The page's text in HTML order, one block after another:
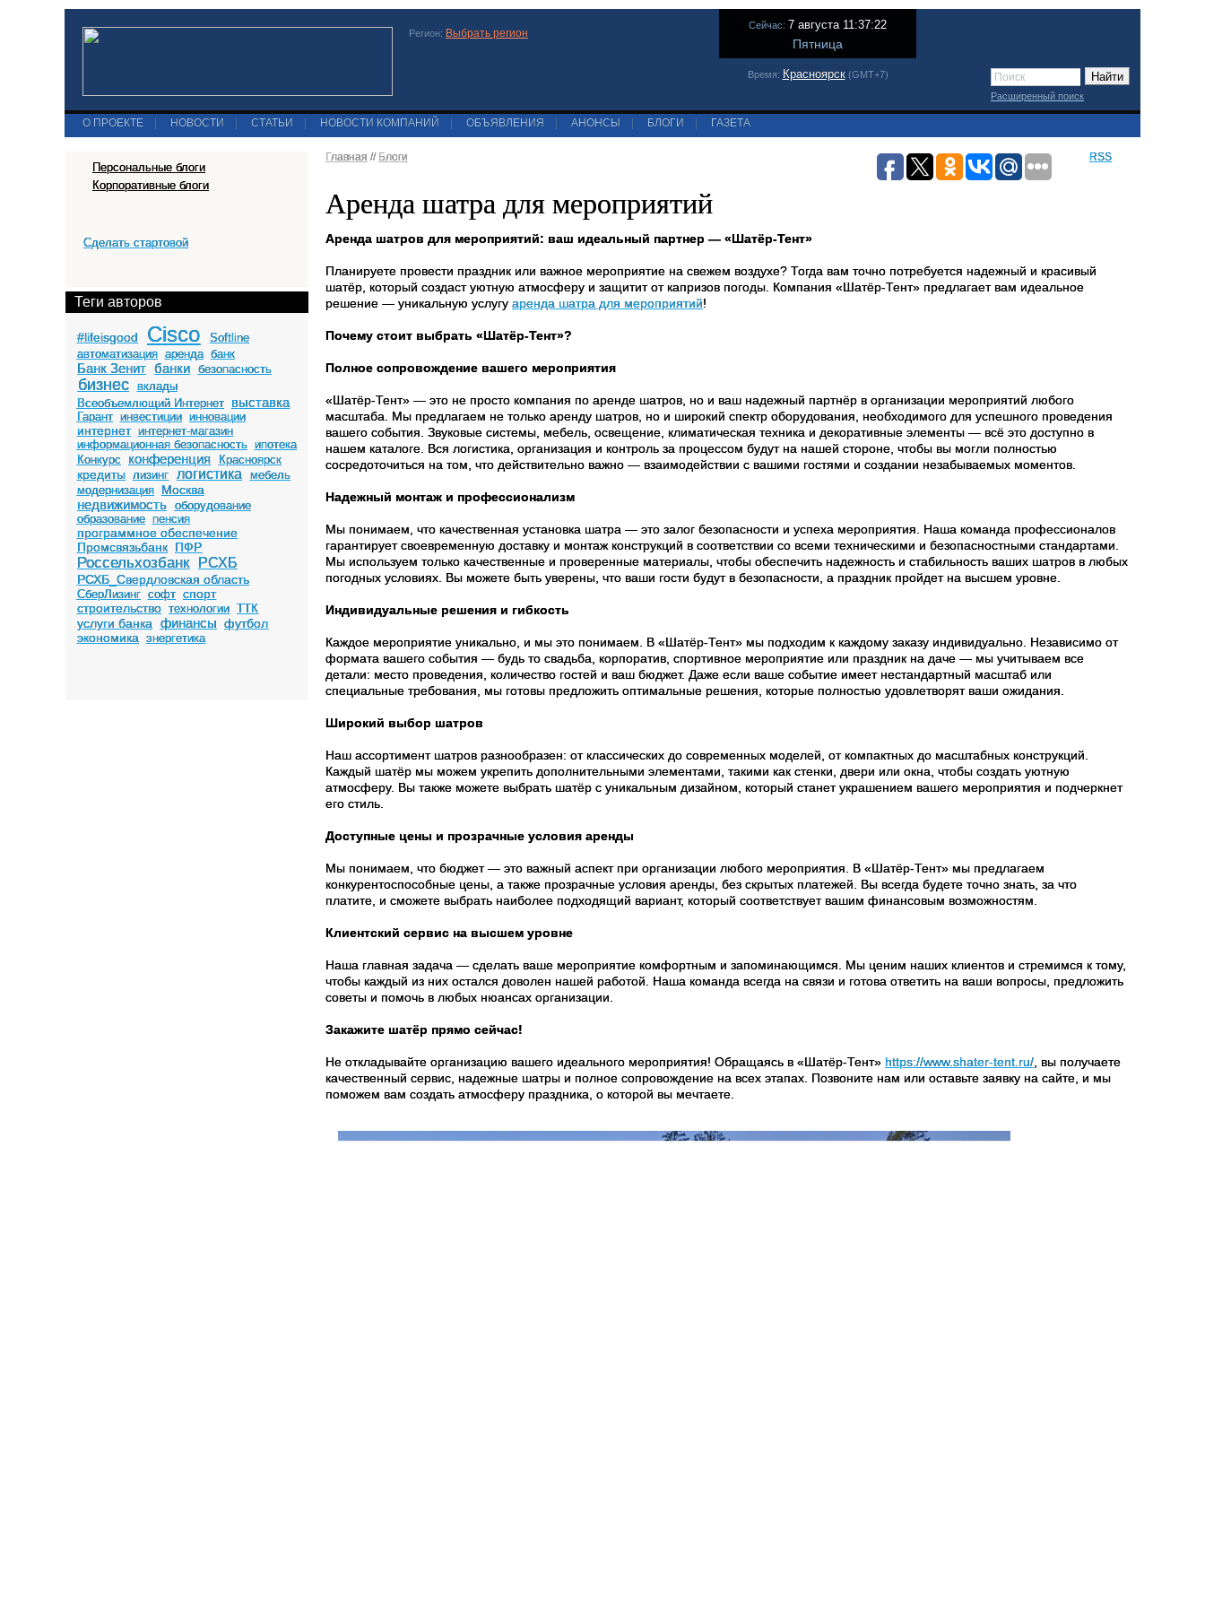
Регион: Выбрать регион
Сейчас: 7 августа 11:37:22
Пятница
Время: Красноярск(GMT+7)
Расширенный поиск
О ПРОЕКТЕ НОВОСТИ СТАТЬИ НОВОСТИ КОМПАНИЙ ОБЪЯВЛЕНИЯ АНОНСЫ БЛОГИ ГАЗЕТА
Персональные блоги
Корпоративные блоги
Сделать стартовой
Теги авторов
#lifeisgood Cisco
Softline
автоматизация аренда банк
Банк Зенит банки безопасность
бизнес
вклады
Всеобъемлющий Интернет
выставка
Гарант инвестиции инновации
интернет интернет-магазин
информационная безопасность ипотека
Конкурс
конференция Красноярск
кредиты лизинг логистика
мебель
модернизация
Москва
недвижимость оборудование
образование пенсия
программное обеспечение
Промсвязьбанк ПФР
Россельхозбанк РСХБ
РСХБ_Свердловская область
СберЛизинг софт спорт
строительство технологии ТТК
услуги банка финансы футбол
экономика
энергетика
Главная // Блоги RSS
Аренда шатра для мероприятий
Аренда шатров для мероприятий: ваш идеальный партнер — «Шатёр-Тент»
Планируете провести праздник или важное мероприятие на свежем воздухе? Тогда вам точно потребуется надежный и красивый
шатёр, который создаст уютную атмосферу и защитит от капризов погоды. Компания «Шатёр-Тент» предлагает вам идеальное
решение — уникальную услугу аренда шатра для мероприятий!
Почему стоит выбрать «Шатёр-Тент»?
Полное сопровождение вашего мероприятия
«Шатёр-Тент» — это не просто компания по аренде шатров, но и ваш надежный партнёр в организации мероприятий любого
масштаба. Мы предлагаем не только аренду шатров, но и широкий спектр оборудования, необходимого для успешного проведения
вашего события. Звуковые системы, мебель, освещение, климатическая техника и декоративные элементы — всё это доступно в
нашем каталоге. Вся логистика, организация и контроль за процессом будут на нашей стороне, чтобы вы могли полностью
сосредоточиться на том, что действительно важно — взаимодействии с вашими гостями и создании незабываемых моментов.
Надежный монтаж и профессионализм
Мы понимаем, что качественная установка шатра — это залог безопасности и успеха мероприятия. Наша команда профессионалов
гарантирует своевременную доставку и монтаж конструкций в соответствии со всеми техническими и безопасностными стандартами.
Мы используем только качественные и проверенные материалы, чтобы обеспечить надежность и стабильность ваших шатров в любых
погодных условиях. Вы можете быть уверены, что ваши гости будут в безопасности, а праздник пройдет на высшем уровне.
Индивидуальные решения и гибкость
Каждое мероприятие уникально, и мы это понимаем. В «Шатёр-Тент» мы подходим к каждому заказу индивидуально. Независимо от
формата вашего события — будь то свадьба, корпоратив, спортивное мероприятие или праздник на даче — мы учитываем все
детали: место проведения, количество гостей и ваш бюджет. Даже если ваше событие имеет нестандартный масштаб или
специальные требования, мы готовы предложить оптимальные решения, которые полностью удовлетворят ваши ожидания.
Широкий выбор шатров
Наш ассортимент шатров разнообразен: от классических до современных моделей, от компактных до масштабных конструкций.
Каждый шатёр мы можем укрепить дополнительными элементами, такими как стенки, двери или окна, чтобы создать уютную
атмосферу. Вы также можете выбрать шатёр с уникальным дизайном, который станет украшением вашего мероприятия и подчеркнет
его стиль.
Доступные цены и прозрачные условия аренды
Мы понимаем, что бюджет — это важный аспект при организации любого мероприятия. В «Шатёр-Тент» мы предлагаем
конкурентоспособные цены, а также прозрачные условия аренды, без скрытых платежей. Вы всегда будете точно знать, за что
платите, и сможете выбрать наиболее подходящий вариант, который соответствует вашим финансовым возможностям.
Клиентский сервис на высшем уровне
Наша главная задача — сделать ваше мероприятие комфортным и запоминающимся. Мы ценим наших клиентов и стремимся к тому,
чтобы каждый из них остался доволен нашей работой. Наша команда всегда на связи и готова ответить на ваши вопросы, предложить
советы и помочь в любых нюансах организации.
Закажите шатёр прямо сейчас!
Не откладывайте организацию вашего идеального мероприятия! Обращаясь в «Шатёр-Тент» https://www.shater-tent.ru/ , вы получаете
качественный сервис, надежные шатры и полное сопровождение на всех этапах. Позвоните нам или оставьте заявку на сайте, и мы
поможем вам создать атмосферу праздника, о которой вы мечтаете.